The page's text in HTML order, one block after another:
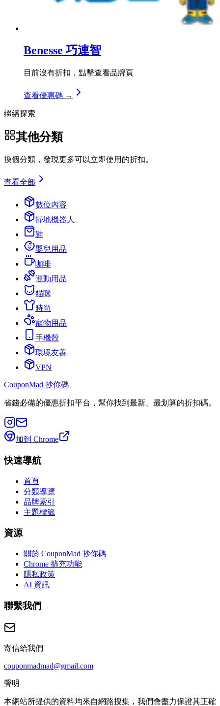
Benesse 巧連智
目前沒有折扣，點擊查看品牌頁
查看優惠碼 →
繼續探索
其他分類
換個分類，發現更多可以立即使用的折扣。
查看全部
數位內容
掃地機器人
鞋
嬰兒用品
咖啡
運動用品
貓咪
時尚
寵物用品
手機殼
環境友善
VPN
CouponMad 抄你碼
省錢必備的優惠折扣平台，幫你找到最新、最划算的折扣碼。
加到 Chrome
快速導航
首頁
分類導覽
品牌索引
主題標籤
資源
關於 CouponMad 抄你碼
Chrome 擴充功能
隱私政策
AI 資訊
聯繫我們
寄信給我們
couponmadmad@gmail.com
聲明
本網站所提供的資料均來自網路搜集，我們會盡力保證其正確